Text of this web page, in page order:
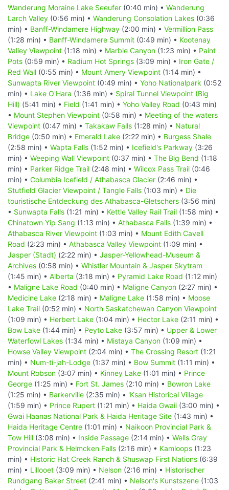
Wanderung Moraine Lake Seeufer (0:40 min) • Wanderung
Larch Valley (0:56 min) • Wanderung Consolation Lakes (0:36
min) • Banff-Windamere Highway (2:00 min) • Vermillion Pass
(1:28 min) • Banff-Windamere Summit (0:49 min) • Kootenay
Valley Viewpoint (1:18 min) • Marble Canyon (1:23 min) • Paint
Pots (0:59 min) • Radium Hot Springs (3:09 min) • Iron Gate /
Red Wall (0:55 min) • Mount Amery Viewpoint (1:14 min) •
Sunwapta River Viewpoint (0:49 min) • Yoho Nationalpark (0:52
min) • Lake O'Hara (1:36 min) • Spiral Tunnel Viewpoint (Big
Hill) (5:41 min) • Field (1:41 min) • Yoho Valley Road (0:43 min)
• Mount Stephen Viewpoint (0:58 min) • Meeting of the waters
Viewpoint (0:47 min) • Takakaw Falls (1:28 min) • Natural
Bridge (0:50 min) • Emerald Lake (2:22 min) • Burgess Shale
(2:58 min) • Wapta Falls (1:52 min) • Icefield's Parkway (3:26
min) • Weeping Wall Viewpoint (0:37 min) • The Big Bend (1:18
min) • Parker Ridge Trail (2:48 min) • Wilcox Pass Trail (0:46
min) • Columbia Icefield / Athabasca Glacier (2:46 min) •
Stutfield Glacier Viewpoint / Tangle Falls (1:03 min) • Die
touristische Entdeckung des Athabasca-Gletschers (3:56 min)
• Sunwapta Falls (1:21 min) • Kettle Valley Rail Trail (1:58 min) •
Chinatown Yip Sang (1:13 min) • Athabasca Falls (1:39 min) •
Athabasca River Viewpoint (1:03 min) • Mount Edith Cavell
Road (2:23 min) • Athabasca Valley Viewpoint (1:09 min) •
Jasper (Stadt) (2:22 min) • Jasper-Yellowhead-Museum &
Archives (0:58 min) • Whistler Mountain & Jasper Skytram
(1:45 min) • Alberta (3:18 min) • Pyramid Lake Road (1:12 min)
• Maligne Lake Road (0:40 min) • Maligne Canyon (2:27 min) •
Medicine Lake (2:18 min) • Maligne Lake (1:58 min) • Moose
Lake Trail (0:52 min) • North Saskatchewan Canyon Viewpoint
(1:09 min) • Herbert Lake (1:04 min) • Hector Lake (2:11 min) •
Bow Lake (1:44 min) • Peyto Lake (3:57 min) • Upper & Lower
Waterfowl Lakes (1:34 min) • Mistaya Canyon (1:09 min) •
Howse Valley Viewpoint (2:04 min) • The Crossing Resort (1:21
min) • Num-ti-jah-Lodge (1:37 min) • Bow Summit (1:11 min) •
Mount Robson (3:07 min) • Kinney Lake (1:01 min) • Prince
George (1:25 min) • Fort St. James (2:10 min) • Bowron Lake
(1:25 min) • Barkerville (2:35 min) • 'Ksan Historical Village
(1:59 min) • Prince Rupert (1:21 min) • Haida Gwaii (3:00 min) •
Gwai Haanas National Park & Haida Heritage Site (1:43 min) •
Haida Heritage Centre (1:01 min) • Naikoon Provincial Park &
Tow Hill (3:08 min) • Inside Passage (2:14 min) • Wells Gray
Provincial Park & Helmcken Falls (2:16 min) • Kamloops (1:23
min) • Historic Hat Creek Ranch & Shuswap First Nations (6:39
min) • Lillooet (3:09 min) • Nelson (2:16 min) • Historischer
Rundgang Baker Street (2:41 min) • Nelson's Kunstszene (1:03